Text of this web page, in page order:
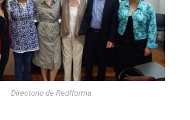
Directorio de Redfforma